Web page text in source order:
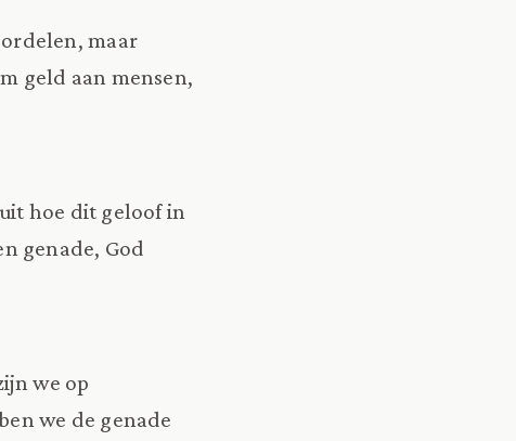
maar
geld aan mensen,
hoe dit geloof in
genade, God
we op
we de genade